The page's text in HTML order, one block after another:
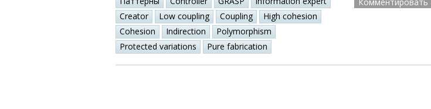
Creator
Low coupling Coupling
High cohesion
Cohesion
Indirection
Polymorphism
Protected variations
Pure fabrication